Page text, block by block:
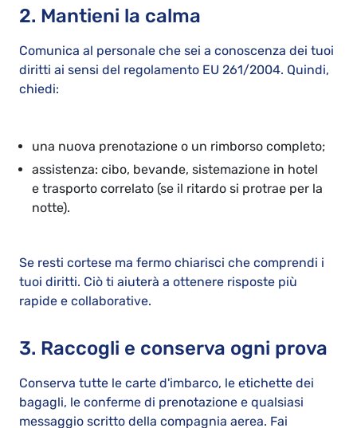
2. Mantieni la calma
Comunica al personale che sei a conoscenza dei tuoi
diritti ai sensi del regolamento EU 261/2004. Quindi,
chiedi:
una nuova prenotazione o un rimborso completo;
assistenza: cibo, bevande, sistemazione in hotel
e trasporto correlato (se il ritardo si protrae per la
notte).
Se resti cortese ma fermo chiarisci che comprendi i
tuoi diritti. Ciò ti aiuterà a ottenere risposte più
rapide e collaborative.
3. Raccogli e conserva ogni prova
Conserva tutte le carte d'imbarco, le etichette dei
bagagli, le conferme di prenotazione e qualsiasi
messaggio scritto della compagnia aerea. Fai